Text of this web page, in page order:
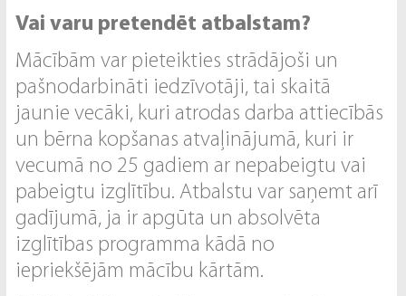
Vai varu pretendēt atbalstam?
Mācībām var pieteikties strādājoši un
pašnodarbināti iedzīvotāji, tai skaitā
jaunie vecāki, kuri atrodas darba attiecībās
un bērna kopšanas atvaļinājumā, kuri ir
vecumā no 25 gadiem ar nepabeigtu vai
pabeigtu izglītību. Atbalstu var saņemt arī
gadījumā, ja ir apgūta un absolvēta
izglītības programma kādā no
iepriekšējām mācību kārtām.